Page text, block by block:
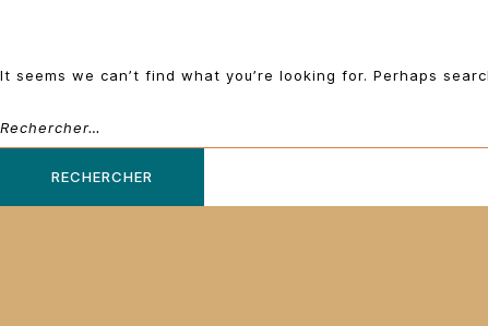
It seems we can’t find what you’re looking for. Perhaps
Rechercher :